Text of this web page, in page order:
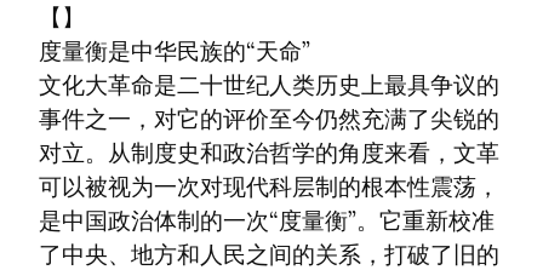
【】
度量衡是中华民族的“天命”
文化大革命是二十世纪人类历史上最具争议的
事件之一，对它的评价至今仍然充满了尖锐的
对立。从制度史和政治哲学的角度来看，文革
可以被视为一次对现代科层制的根本性震荡，
是中国政治体制的一次“度量衡”。它重新校准
了中央、地方和人民之间的关系，打破了旧的